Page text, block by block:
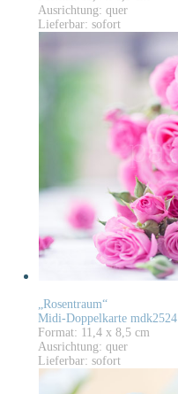
Ausrichtung: quer
Lieferbar: sofort
„Rosentraum“
Midi-Doppelkarte mdk2524
Format: 11,4 x 8,5 cm
Ausrichtung: quer
Lieferbar: sofort